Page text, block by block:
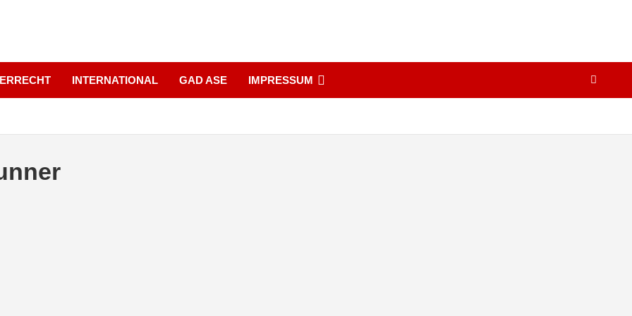
INTERNATIONAL GAD ASE IMPRESSUM